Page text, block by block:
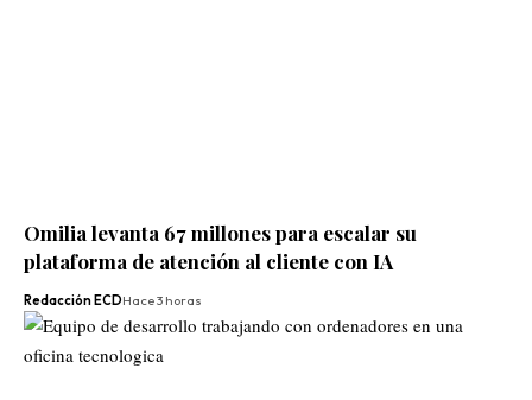
Omilia levanta 67 millones para escalar su
plataforma de atención al cliente con IA
Redacción ECDHace 3 horas